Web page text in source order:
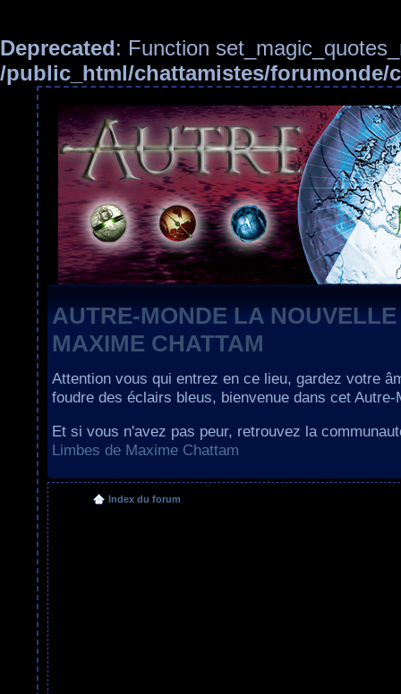
Deprecated: Function
/public_html/chattamistes/forumonde/
AUTRE-MONDE LA
MAXIME CHATTAM
Attention vous qui entrez en ce lieu, gardez votre
foudre des éclairs bleus, bienvenue dans cet Autre-
Et si vous n'avez pas peur, retrouvez la
Limbes de Maxime Chattam
Index du forum